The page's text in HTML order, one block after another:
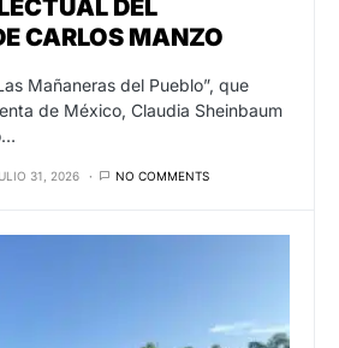
DEL
CARLOS MANZO
Mañaneras del Pueblo”, que
de México, Claudia Sheinbaum
31, 2026 NO COMMENTS